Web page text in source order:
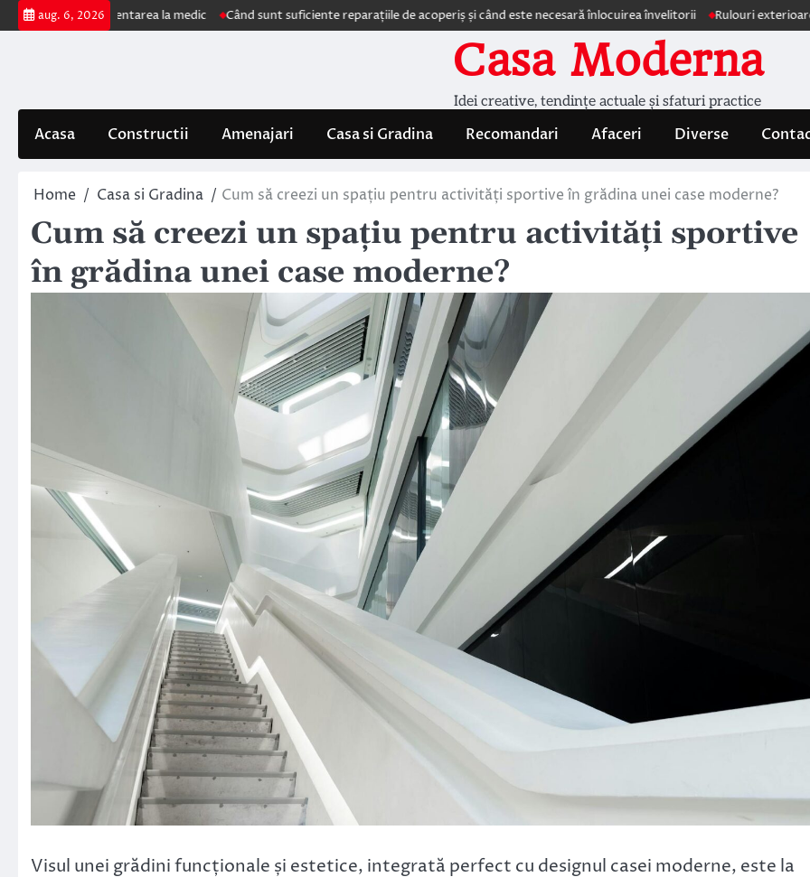
Skip
to
aug. 6, 2026
prezentarea la medic Când sunt suficiente reparațiile de acoperiș și când este necesară înlocuirea învelitorii Rulouri exterioare
Casa Moderna
Idei creative, tendințe actuale și sfaturi practice
Acasa Constructii Amenajari Casa si Gradina Recomandari Afaceri Diverse
Home Casa si Gradina Cum să creezi un spațiu pentru activități sportive în grădina unei case moderne?
Cum să creezi un spațiu pentru activități sportive
în grădina unei case moderne?
Visul unei grădini funcționale și estetice, integrată perfect cu designul casei moderne, este la